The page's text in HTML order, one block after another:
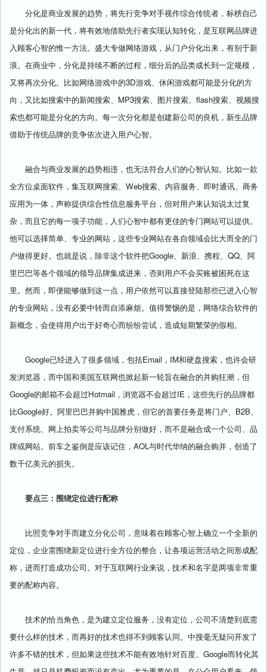
分化是商业发展的趋势，将先行竞争对手视作综合传统者，标榜自己
是分化出的新一代，将有效地借助先行者实现认知转化，是互联网品牌进
入顾客心智的惟一方法。盛大专做网络游戏，从门户分化出来，有别于新
浪。在商业中，分化是持续不断的过程，细分后的品类成长到一定规模，
又将再次分化。比如网络游戏中的3D游戏、休闲游戏都可能是分化的方
向，又比如搜索中的新闻搜索、MP3搜索、图片搜索、flash搜索、视频搜
索也都可能是分化的方向。每一次分化都是创建新公司的良机，新生品牌
借助于传统品牌的竞争依次进入用户心智。
融合与商业发展的趋势相违，也无法符合人们的心智认知。比如一款
全方位桌面软件，集互联网搜索、Web搜索、内容服务、即时通讯、商务
应用为一体，声称提供综合性信息服务平台，但对用户来认知说太过复
杂，而且它的每一项子功能，人们心智中都有更佳的专门网站可以提供。
他可以选择简单、专业的网站，这些专业网站在各自领域会比大而全的门
户做得更好。也就是说，除非这个软件把Google、新浪、携程、QQ、阿
里巴巴等各个领域的领导品牌集成进来，否则用户不会买账被困死在这
里。然而，即便能够做到这一点，用户依然可以直接登陆那些已进入心智
的专业网站，没有必要中转而自添麻烦。值得警惕的是，网络综合软件的
新概念，会使得用户出于好奇心而纷纷尝试，造成短期繁荣的假相。
Google已经进入了很多领域，包括Email，IM和硬盘搜索，也许会研
发浏览器，而中国和美国互联网也掀起新一轮旨在融合的并购狂潮，但
Google的邮箱不会超过Hotmail，浏览器不会超过IE，这些先行的品牌都
比Google好。阿里巴巴并购中国雅虎，但它的首要任务是将门户、B2B、
支付系统、网上拍卖等公司与品牌分别做好，而不是融合成一个公司、品
牌或网站。前车之鉴倒是应该记住，AOL与时代华纳的融合购并，创造了
数千亿美元的损失。
要点三：围绕定位进行配称
比照竞争对手而建立分化公司，意味着在顾客心智上确立一个全新的
定位，企业需围绕新定位进行全方位的整合，让各项运营活动之间形成配
称，进而打造成功公司。对于互联网行业来说，技术和名字是两项非常重
要的配称内容。
技术的恰当角色，是为建立定位服务，没有定位，公司不清楚到底需
要什么样的技术，而再好的技术也得不到顾客认同。中搜毫无疑问开发了
许多不错的技术，但如果这些技术不能有效地针对百度、Google而转化其